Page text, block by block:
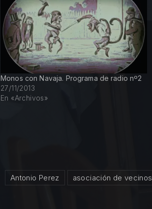
Monos con Navaja. Programa de radio nº2
27/11/2013
En «Archivos»
Antonio Perez asociación de vecinos